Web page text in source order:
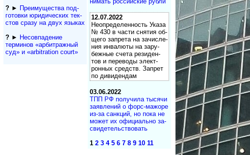
?► Преимущества под­
гото­вки юри­ди­чес­ких тек­
с­тов сразу на двух языках
?► Несовпадение
терминов «арбитражный
суд» и «arbitration court»
12.07.2022
Неопределенность Ука­за
№ 430 в час­ти сня­тия об­
ще­го за­п­ре­та на за­чи­сле­
ния ин­ва­лю­ты на за­ру­
беж­ные сче­та ре­зи­ден­
тов и пе­ре­во­ды эле­к­т­
рон­ных средств. Зап­рет
по ди­ви­дендам
03.06.2022
ТПП РФ получила ты­ся­чи
за­яв­ле­ний о форс-ма­жо­ре
из-за санк­ций, но пока не
мо­жет их офи­ци­аль­но за­
сви­де­тель­ствовать
1 2 3 4 5 6 7 8 9 10 11